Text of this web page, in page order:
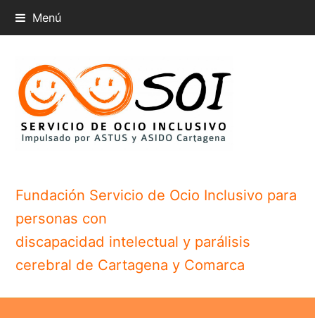
Menú
Fundación Servicio de Ocio Inclusivo para
personas con
discapacidad intelectual y parálisis
cerebral de Cartagena y Comarca